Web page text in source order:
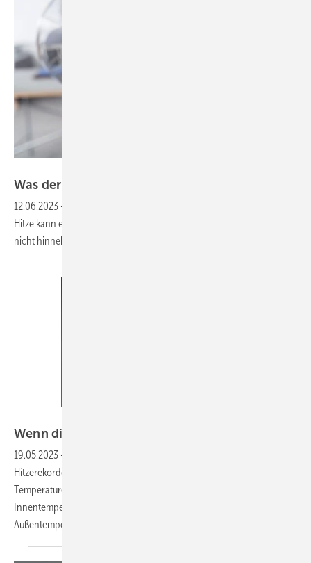
Was der Arbeitgeber bei Hitze leisten
12.06.2023 -
Hitze kann es im Job unerträglich werden. Das müssen Arbeitnehmer
nicht hinnehmen.
Wenn die Schule
19.05.2023 -
Hitzerekorde beschert. und auch in vielen Klassenräumen steigen die
Temperaturen. Was können Schulen tun, um zu verhindern, dass die
Innentemperaturen in gleichem Maße steigen wie die
Außentemperaturen? Wie können sie für Kühlung